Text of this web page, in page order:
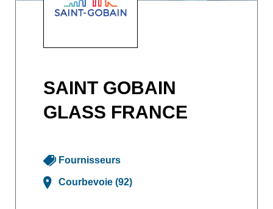
SAINT GOBAIN
GLASS FRANCE
Fournisseurs
Courbevoie (92)